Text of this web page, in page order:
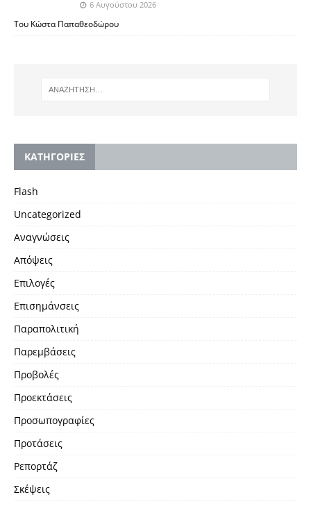
6 Αυγούστου 2026
Του Κώστα Παπαθεοδώρου
KΑΤΗΓΟΡΙΕΣ
Flash
Uncategorized
Αναγνώσεις
Απόψεις
Επιλογές
Επισημάνσεις
Παραπολιτική
Παρεμβάσεις
Προβολές
Προεκτάσεις
Προσωπογραφίες
Προτάσεις
Ρεπορτάζ
Σκέψεις